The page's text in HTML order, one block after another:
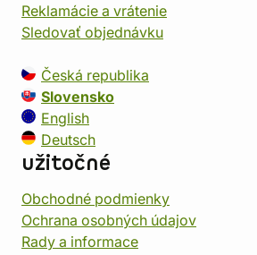
Reklamácie a vrátenie
Sledovať objednávku
Česká republika
Slovensko
English
Deutsch
užitočné
Obchodné podmienky
Ochrana osobných údajov
Rady a informace